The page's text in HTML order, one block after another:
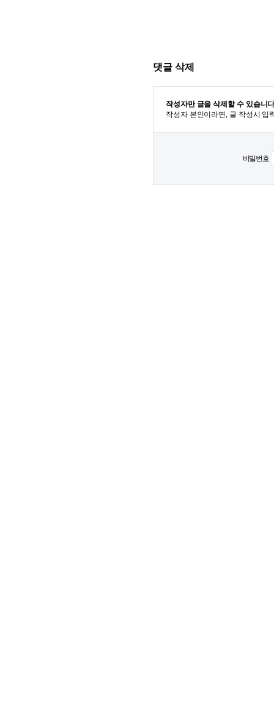
댓글 삭제
작성자만 글을 삭제할 수 있습니
작성자 본인이라면, 글 작성시 입
비밀번호